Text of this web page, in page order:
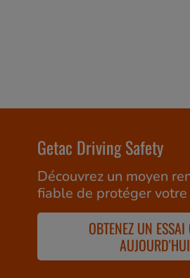
Getac Driving Safety
Découvrez un moyen
fiable de protéger
OBTENEZ UN
AUJOURD'HUI